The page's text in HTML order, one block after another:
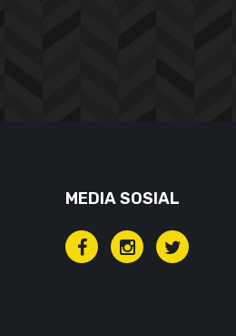
MEDIA SOSIAL